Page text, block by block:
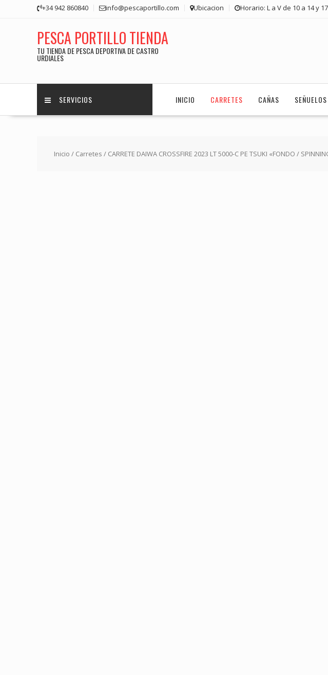
+34 942 860840 info@pescaportillo.com Ubicacion Horario: L a V de 10 a 14 y
PESCA PORTILLO TIENDA
TU TIENDA DE PESCA DEPORTIVA DE CASTRO
URDIALES
SERVICIOS INICIO CARRETES CAÑAS SEÑUELOS
Inicio / Carretes / CARRETE DAIWA CROSSFIRE 2023 LT 5000-C PE TSUKI «FONDO /